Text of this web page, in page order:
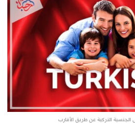
التركية عن طريق الأقارب